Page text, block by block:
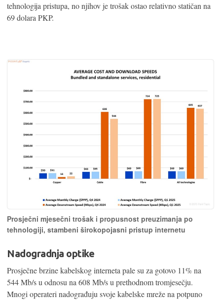
tehnologija pristupa, no njihov je trošak ostao relativno statičan na
69 dolara PKP.
Prosječni mjesečni trošak i propusnost preuzimanja po
tehnologiji, stambeni širokopojasni pristup internetu
Nadogradnja optike
Prosječne brzine kabelskog interneta pale su za gotovo 11% na
544 Mb/s u odnosu na 608 Mb/s u prethodnom tromjesečju.
Mnogi operateri nadograđuju svoje kabelske mreže na potpuno